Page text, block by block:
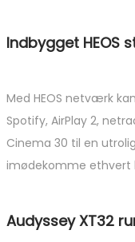
Indbygget HEOS
Med HEOS netværk
Spotify, AirPlay 2,
Cinema 30 til en
imødekomme ethvert
Audyssey XT32